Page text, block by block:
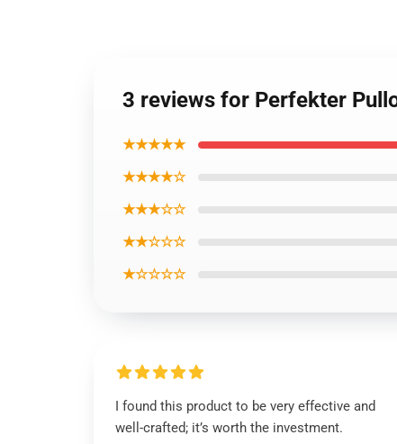
3 reviews for Perfekter
★★★★★
★★★★☆
★★★☆☆
★★☆☆☆
★☆☆☆☆
I found this product to be very effective and
well-crafted; it’s worth the investment.